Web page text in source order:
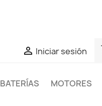
 Iniciar sesión
BATERÍAS MOTORES